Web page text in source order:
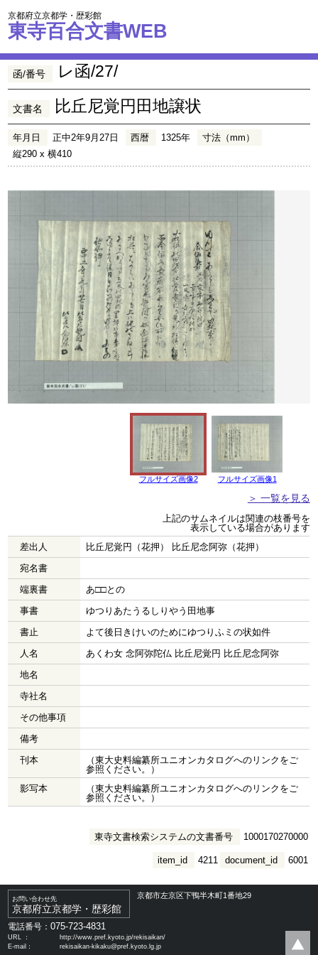
京都府立京都学・歴彩館
東寺百合文書WEB
函/番号 レ函/27/
文書名 比丘尼覚円田地譲状
年月日 正中2年9月27日 西暦 1325年
寸法（mm）
縦290 x 横410
フルサイズ画像2 フルサイズ画像1
＞ 一覧を見る
上記のサムネイルは関連の枝番号を
表示している場合があります
差出人
比丘尼覚円（花押） 比丘尼念阿弥（花押）
宛名書
端裏書
あ□□との
事書
ゆつりあたうるしりやう田地事
書止
よて後日きけいのためにゆつりふミの状如件
人名
あくわ女 念阿弥陀仏 比丘尼覚円 比丘尼念阿弥
地名
寺社名
その他事項
備考
刊本
（東大史料編纂所ユニオンカタログへのリンクをご
参照ください。）
影写本
（東大史料編纂所ユニオンカタログへのリンクをご
参照ください。）
東寺文書検索システムの文書番号 1000170270000
document_id 6001
item_id 4211
お問い合わせ先
京都府立京都学・歴彩館
京都市左京区下鴨半木町1番地29
電話番号：075-723-4831
URL ：
http://www.pref.kyoto.jp/rekisaikan/
E-mail：
rekisaikan-kikaku@pref.kyoto.lg.jp